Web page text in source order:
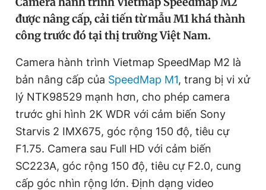
Video Magazine
Tiện ích Bạn cần biết
Thông tin tòa soạn Liên hệ quảng cáo
được nâng cấp, cải tiến từ mẫu M1 khá thành
công trước đó tại thị trường Việt Nam.
Camera hành trình Vietmap SpeedMap M2 là
bản nâng cấp của SpeedMap M1, trang bị vi xử
lý NTK98529 mạnh hơn, cho phép camera
trước ghi hình 2K WDR với cảm biến Sony
Starvis 2 IMX675, góc rộng 150 độ, tiêu cự
F1.75. Camera sau Full HD với cảm biến
SC223A, góc rộng 150 độ, tiêu cự F2.0, cung
cấp góc nhìn rộng lớn. Định dạng video